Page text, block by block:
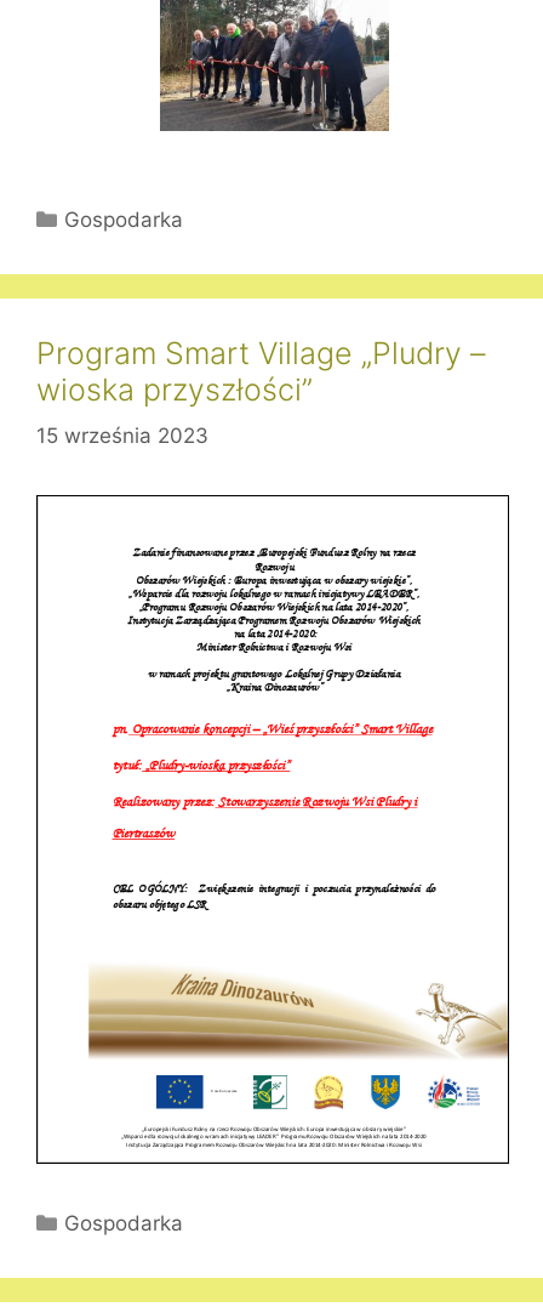
Kategorie
Gospodarka
Program Smart Village „Pludry –
wioska przyszłości”
15 września 2023
Kategorie
Gospodarka